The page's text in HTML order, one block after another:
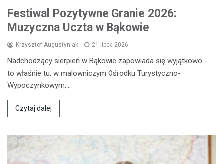
Festiwal Pozytywne Granie 2026:
Muzyczna Uczta w Bąkowie
Krzysztof Augustyniak 21 lipca 2026
Nadchodzący sierpień w Bąkowie zapowiada się wyjątkowo -
to właśnie tu, w malowniczym Ośrodku Turystyczno-
Wypoczynkowym,…
Czytaj dalej